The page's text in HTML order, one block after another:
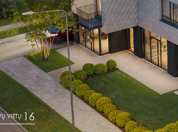
VIETŲ:16